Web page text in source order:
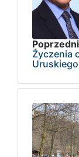
Życzenia
Uruskiego